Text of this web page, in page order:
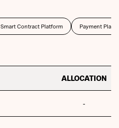
Smart Contract Platform Payment
ALLOCATION
-